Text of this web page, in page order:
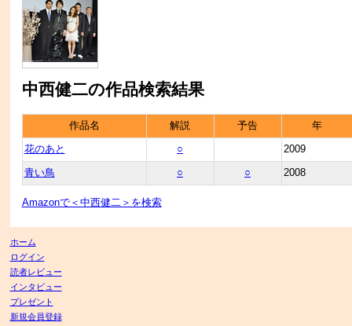
中西健二の作品検索結果
作品名 解説 予告 年
花のあと ○ 2009
青い鳥 ○ ○ 2008
Amazonで＜中西健二＞を検索
ホーム
ログイン
読者レビュー
インタビュー
プレゼント
新規会員登録